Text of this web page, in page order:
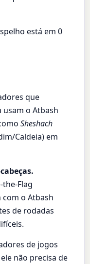
está em 0
que
usam o Atbash
Sheshach
Caldeia) em
Flag
o Atbash
de rodadas
de jogos
não precisa de